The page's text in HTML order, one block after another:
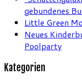
gebundenes
Little Green
Neues
Poolparty
Kategorien